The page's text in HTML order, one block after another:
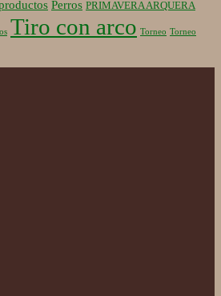
Perros PRIMAVERA ARQUERA
Tiro con arco Torneo Torneo